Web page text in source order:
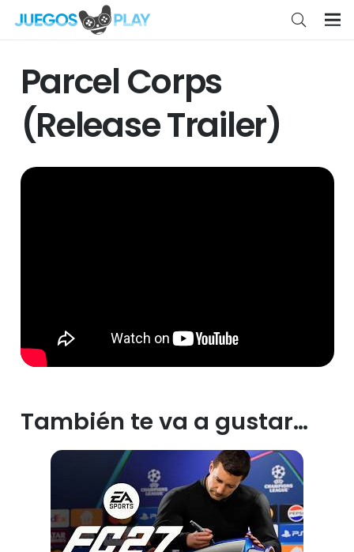
Parcel Corps
(Release Trailer)
También te va a gustar…